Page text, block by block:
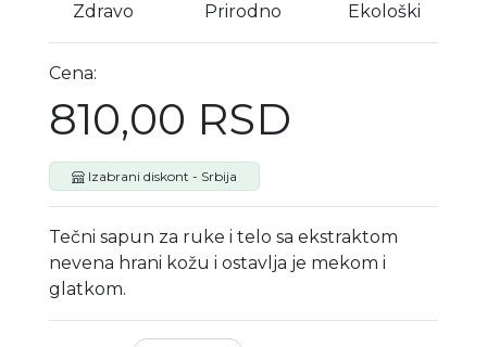
Zdravo Prirodno Ekološki
Cena:
810,00 RSD
Izabrani diskont - Srbija
Tečni sapun za ruke i telo sa ekstraktom
nevena hrani kožu i ostavlja je mekom i
glatkom.